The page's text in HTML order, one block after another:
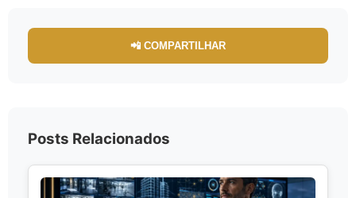
📲 COMPARTILHAR
Posts Relacionados